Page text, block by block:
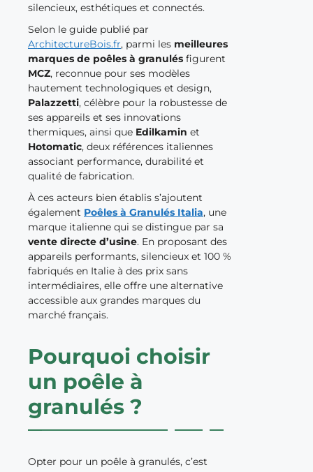
silencieux, esthétiques et connectés.
Selon le guide publié par
ArchitectureBois.fr, parmi les meilleures
marques de poêles à granulés figurent
MCZ, reconnue pour ses modèles
hautement technologiques et design,
Palazzetti, célèbre pour la robustesse de
ses appareils et ses innovations
thermiques, ainsi que Edilkamin et
Hotomatic, deux références italiennes
associant performance, durabilité et
qualité de fabrication.
À ces acteurs bien établis s’ajoutent
également Poêles à Granulés Italia, une
marque italienne qui se distingue par sa
vente directe d’usine. En proposant des
appareils performants, silencieux et 100 %
fabriqués en Italie à des prix sans
intermédiaires, elle offre une alternative
accessible aux grandes marques du
marché français.
Pourquoi choisir
un poêle à
granulés ?
Opter pour un poêle à granulés, c’est